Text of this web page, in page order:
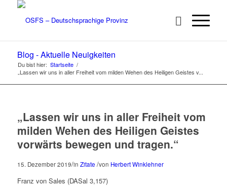
Blog - Aktuelle Neuigkeiten
Du bist hier: Startseite /
„Lassen wir uns in aller Freiheit vom milden Wehen des Heiligen Geistes v...
„Lassen wir uns in aller Freiheit vom
milden Wehen des Heiligen Geistes
vorwärts bewegen und tragen.“
15. Dezember 2019/in Zitate /von Herbert Winklehner
Franz von Sales (DASal 3,157)